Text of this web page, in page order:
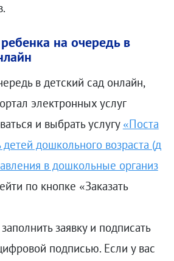
на очередь в
в детский сад онлайн,
электронных услуг
и выбрать услугу «Поста
дошкольного возраста (д
в дошкольные организ
по кнопке «Заказать
заявку и подписать
подписью. Если у вас